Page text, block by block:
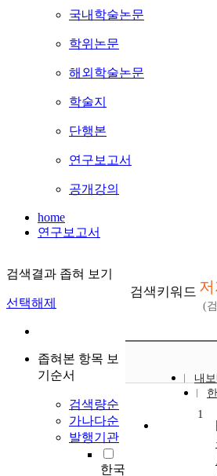
국내학술논문
학위논문
해외학술논문
학술지
단행본
연구보고서
공개강의
home
연구보고서
검색결과 좁혀 보기
선택해제
좁혀본 항목 보
기순서
검색량순
가나다순
발행기관
한국
검색키워드
(
내보
1